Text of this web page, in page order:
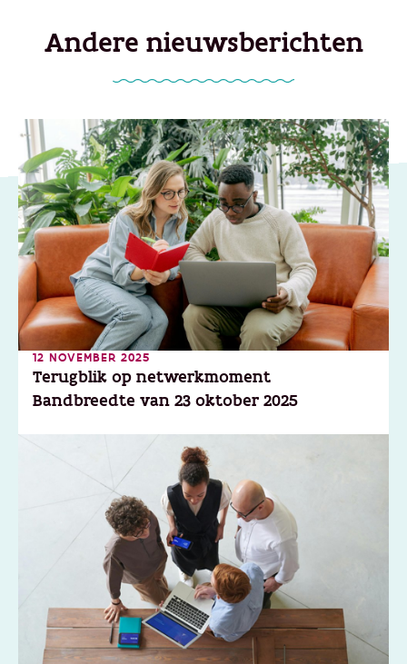
Andere nieuwsberichten
12 NOVEMBER 2025
Terugblik op netwerkmoment
Bandbreedte van 23 oktober 2025